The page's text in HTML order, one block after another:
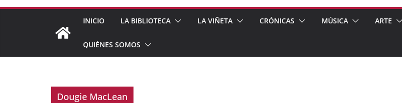
INICIO LA BIBLIOTECA LA VIÑETA CRÓNICAS MÚSICA ARTE
QUIÉNES SOMOS
Dougie MacLean